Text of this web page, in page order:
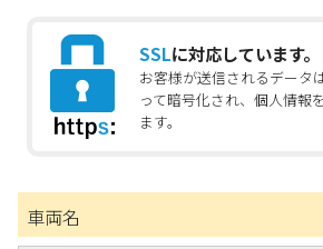
SSLに対応しています。
お客様が送信されるデータ
って暗号化され、個人情報
ます。
車両名